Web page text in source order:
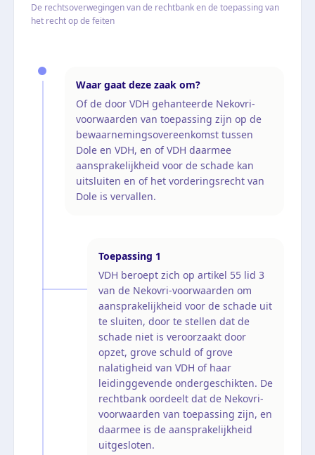
De rechtsoverwegingen van de rechtbank en de toepassing van
het recht op de feiten
Waar gaat deze zaak om?
Of de door VDH gehanteerde Nekovri-
voorwaarden van toepassing zijn op de
bewaarnemingsovereenkomst tussen
Dole en VDH, en of VDH daarmee
aansprakelijkheid voor de schade kan
uitsluiten en of het vorderingsrecht van
Dole is vervallen.
Toepassing 1
VDH beroept zich op artikel 55 lid 3
van de Nekovri-voorwaarden om
aansprakelijkheid voor de schade uit
te sluiten, door te stellen dat de
schade niet is veroorzaakt door
opzet, grove schuld of grove
nalatigheid van VDH of haar
leidinggevende ondergeschikten. De
rechtbank oordeelt dat de Nekovri-
voorwaarden van toepassing zijn, en
daarmee is de aansprakelijkheid
uitgesloten.